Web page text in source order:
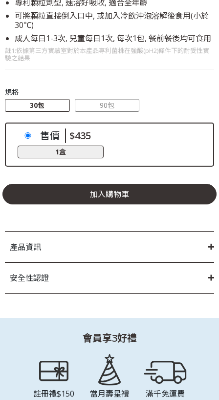
專利顆粒劑型, 速溶好吸收, 適合全年齡
可將顆粒直接倒入口中, 或加入冷飲沖泡溶解後食用(小於
30℃)
成人每日1-3次, 兒童每日1次, 每次1包, 餐前餐後均可食用
註1:依據第三方實驗室對於本產品專利菌株在強酸(pH2)條件下的耐受性實
驗之結果
規格
30包
90包
售價 $435
1盒
加入購物車
產品資訊
安全性認證
會員享3好禮
註冊禮$150 當月壽星禮 滿千免運費